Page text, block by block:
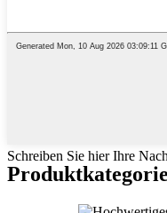
Schreiben Sie hier Ihre